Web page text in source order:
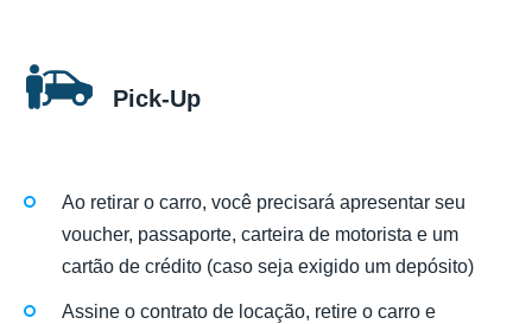
Pick-Up
Ao retirar o carro, você precisará apresentar seu
voucher, passaporte, carteira de motorista e um
cartão de crédito (caso seja exigido um depósito)
Assine o contrato de locação, retire o carro e